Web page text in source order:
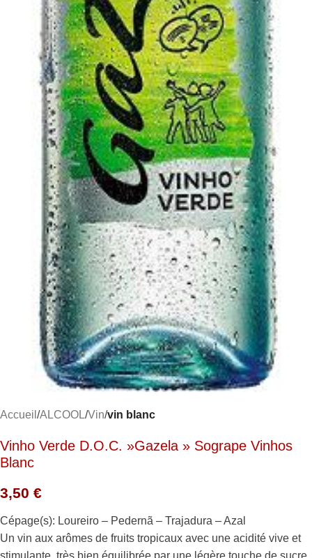
Accueil ALCOOL Vin vin blanc
Vinho Verde D.O.C. »Gazela » Sogrape Vinhos
Blanc
3,50 €
Cépage(s): Loureiro – Pedernã – Trajadura – Azal
Un vin aux arômes de fruits tropicaux avec une acidité vive et